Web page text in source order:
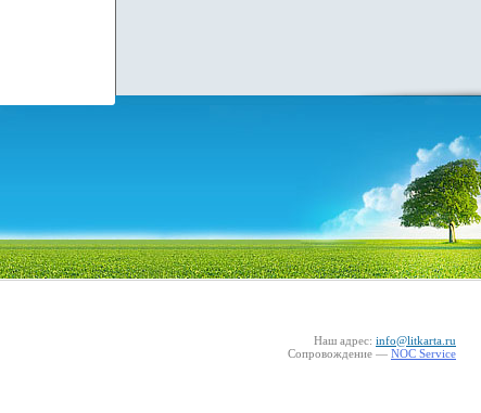
Наш адрес: info@litkarta.ru
Сопровождение — NOC Service